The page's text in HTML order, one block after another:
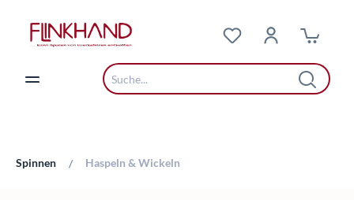
Spinnen / Haspeln & Wickeln